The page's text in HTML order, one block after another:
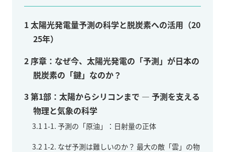
1 太陽光発電量予測の科学と脱炭素への活用（20
25年）
2 序章：なぜ今、太陽光発電の「予測」が日本の
脱炭素の「鍵」なのか？
3第1部：太陽からシリコンまで — 予測を支える
物理と気象の科学
3.1 1-1. 予測の「原油」：日射量の正体
3.2 1-2. なぜ予測は難しいのか？ 最大の敵「雲」の物